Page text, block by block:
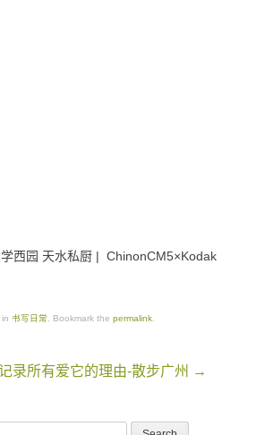
西园 天水私厨 | ChinonCM5×Kodak
书写日常 . Bookmark the permalink
录所有爱它的理由-散步广州 →